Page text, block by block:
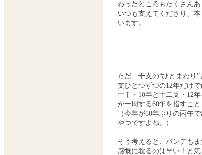
わったところもたくさんあ
いつも支えてくださり、
います。
ただ、干支の“ひとまわり
支ひとつずつの12年だけで
十干・10年と十二支・12
が一周する60年を指すこと
（今年が60年ぶりの丙午
やつですよね。）
そう考えると、バンデもま
感慨に耽るのは早い！と